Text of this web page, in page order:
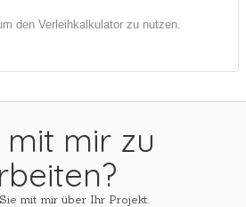
den Verleihkalkulator zu nutzen.
mit mir zu
mit mir über Ihr Projekt.